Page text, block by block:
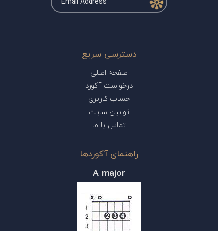
دسترسی سریع
صفحه اصلی
درخواست آکورد
حساب کاربری
قوانین سایت
تماس با ما
راهنمای آکوردها
A major